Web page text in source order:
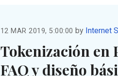
12 MAR 2019, 5:00:00 by Internet
Tokenización en
FAQ y diseño